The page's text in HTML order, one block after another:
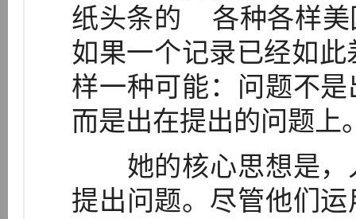
纸头条的 各种各样美
如果一个记录已经如
样一种可能：问题不
而是出在提出的问题上
她的核心思想是，
提出问题。尽管他们